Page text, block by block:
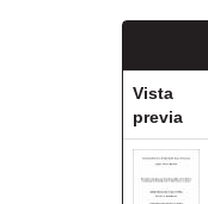
Vista
previa